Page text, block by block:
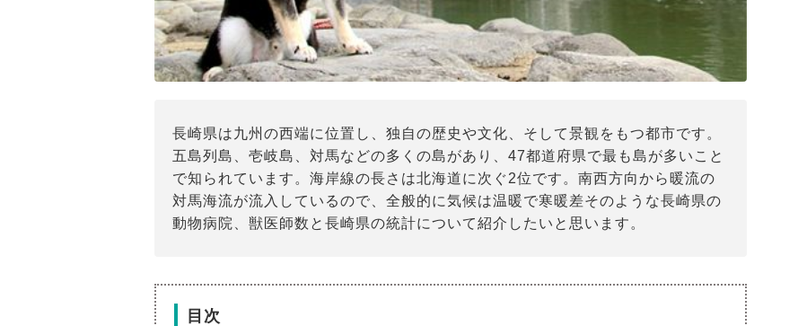
長崎県は九州の西端に位置し、独自の歴史や文化、そして景観をもつ都市です。
五島列島、壱岐島、対馬などの多くの島があり、47都道府県で最も島が多いこと
で知られています。海岸線の長さは北海道に次ぐ2位です。南西方向から暖流の
対馬海流が流入しているので、全般的に気候は温暖で寒暖差そのような長崎県の
動物病院、獣医師数と長崎県の統計について紹介したいと思います。
目次